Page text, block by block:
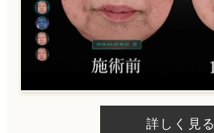
詳しく見る